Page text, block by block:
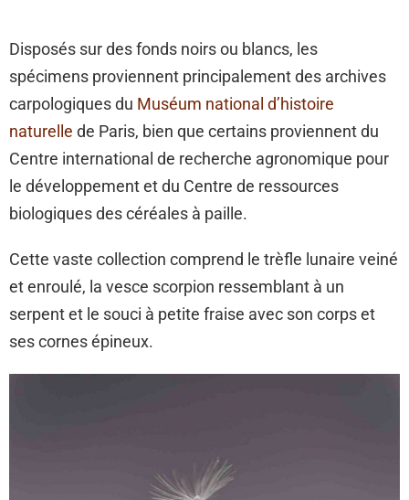
Disposés sur des fonds noirs ou blancs, les
spécimens proviennent principalement des archives
carpologiques du Muséum national d’histoire
naturelle de Paris, bien que certains proviennent du
Centre international de recherche agronomique pour
le développement et du Centre de ressources
biologiques des céréales à paille.
Cette vaste collection comprend le trèfle lunaire veiné
et enroulé, la vesce scorpion ressemblant à un
serpent et le souci à petite fraise avec son corps et
ses cornes épineux.